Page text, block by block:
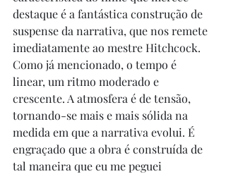
destaque é a fantástica construção de
suspense da narrativa, que nos remete
imediatamente ao mestre Hitchcock.
Como já mencionado, o tempo é
linear, um ritmo moderado e
crescente. A atmosfera é de tensão,
tornando-se mais e mais sólida na
medida em que a narrativa evolui. É
engraçado que a obra é construída de
tal maneira que eu me peguei